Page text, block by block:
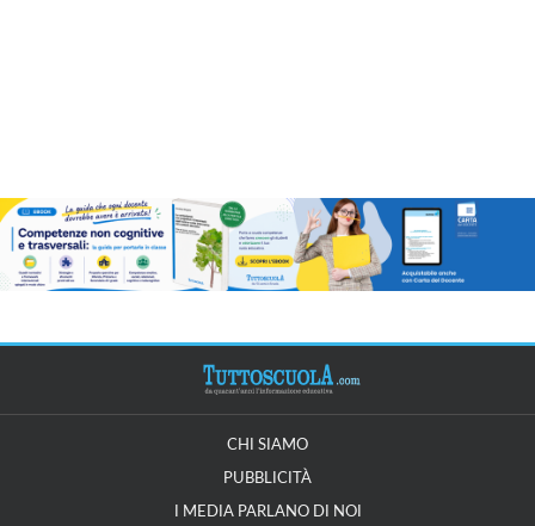
CHI SIAMO
PUBBLICITÀ
I MEDIA PARLANO DI NOI